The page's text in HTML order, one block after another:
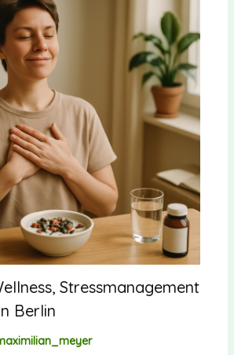
Stressmanagement
Berlin